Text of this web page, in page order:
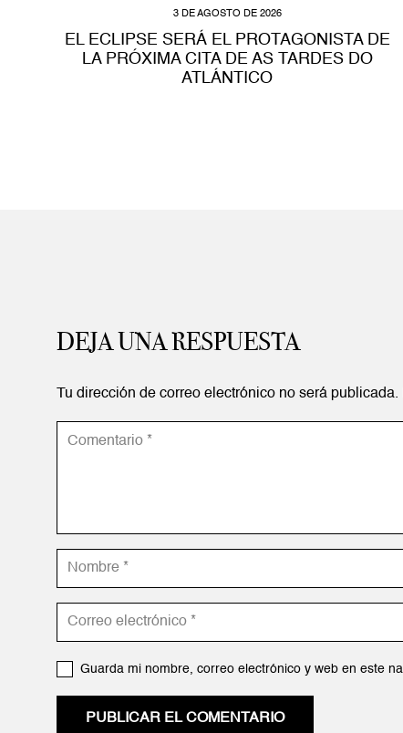
3 DE AGOSTO DE 2026
EL ECLIPSE SERÁ EL PROTAGONISTA DE
LA PRÓXIMA CITA DE AS TARDES DO
ATLÁNTICO
DEJA UNA RESPUESTA
Tu dirección de correo electrónico no será publicada.
Guarda mi nombre, correo electrónico y web en este
PUBLICAR EL COMENTARIO